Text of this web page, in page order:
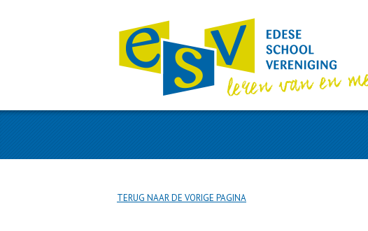
TERUG NAAR DE VORIGE PAGINA